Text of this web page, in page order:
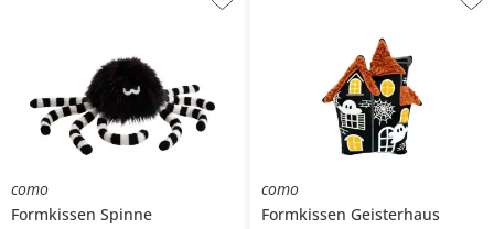
como
Formkissen Spinne
como
Formkissen Geisterhaus